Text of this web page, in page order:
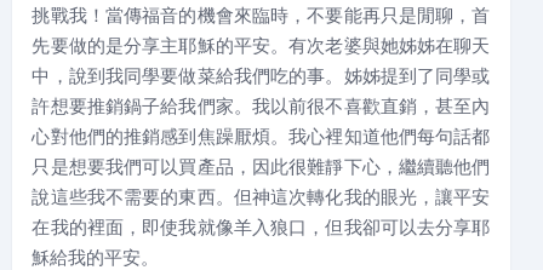
挑戰我！當傳福音的機會來臨時，不要能再只是閒聊，首
先要做的是分享主耶穌的平安。有次老婆與她姊姊在聊天
中，說到我同學要做菜給我們吃的事。姊姊提到了同學或
許想要推銷鍋子給我們家。我以前很不喜歡直銷，甚至內
心對他們的推銷感到焦躁厭煩。我心裡知道他們每句話都
只是想要我們可以買產品，因此很難靜下心，繼續聽他們
說這些我不需要的東西。但神這次轉化我的眼光，讓平安
在我的裡面，即使我就像羊入狼口，但我卻可以去分享耶
穌給我的平安。